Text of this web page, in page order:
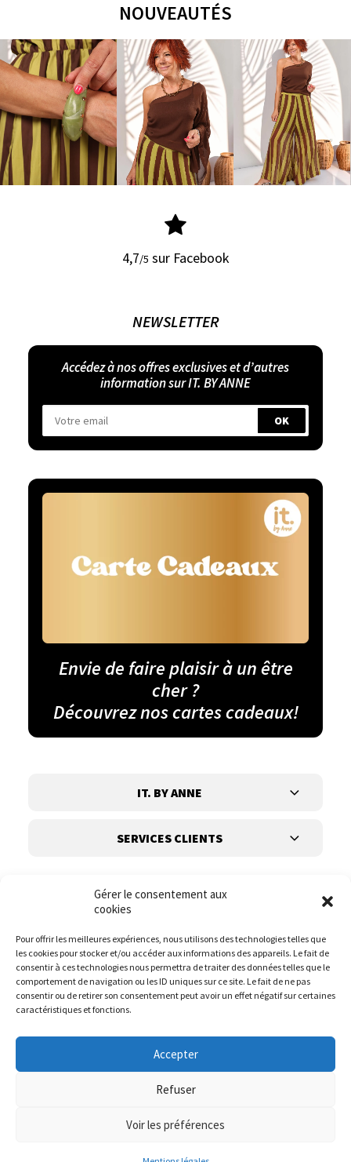
Gérer le consentement aux
cookies
Pour offrir les meilleures expériences, nous utilisons des technologies telles que
les cookies pour stocker et/ou accéder aux informations des appareils. Le fait de
consentir à ces technologies nous permettra de traiter des données telles que le
comportement de navigation ou les ID uniques sur ce site. Le fait de ne pas
consentir ou de retirer son consentement peut avoir un effet négatif sur certaines
caractéristiques et fonctions.
Accepter
Refuser
Voir les préférences
NOUVEAUTÉS
4,7/5 sur Facebook
NEWSLETTER
Accédez à nos offres exclusives et d’autres
information sur IT. BY ANNE
Envie de faire plaisir à un être
cher ?
Découvrez nos cartes cadeaux!
IT. BY ANNE
SERVICES CLIENTS
Suivez-nous
Website :DIREXION.BE